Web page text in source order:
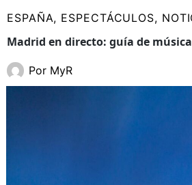
ESPAÑA, ESPECTÁCULOS,
Madrid en directo: guía de
Por MyR